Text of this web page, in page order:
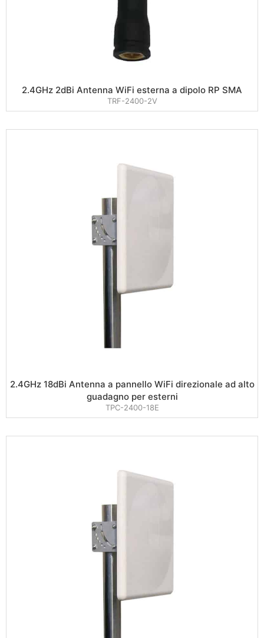
2.4GHz 2dBi Antenna WiFi esterna a dipolo RP SMA
TRF-2400-2V
2.4GHz 18dBi Antenna a pannello WiFi direzionale ad alto
guadagno per esterni
TPC-2400-18E